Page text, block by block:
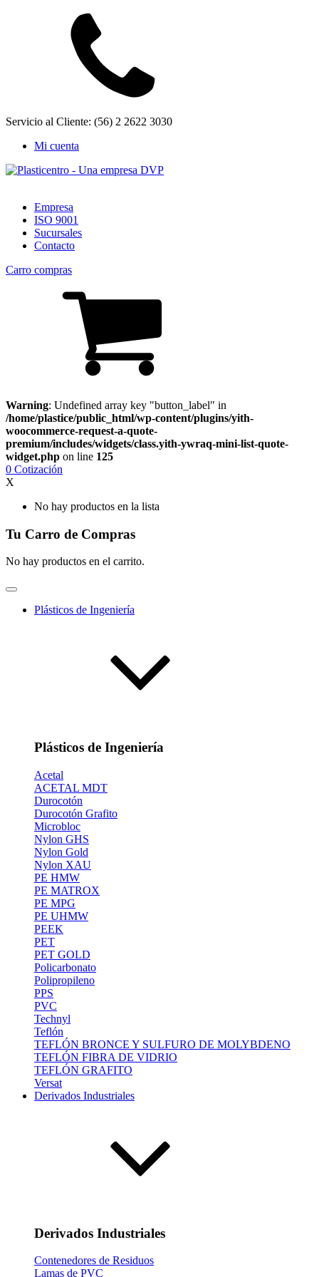
Servicio al Cliente: (56) 2 2622 3030
Mi cuenta
Empresa
ISO 9001
Sucursales
Contacto
Carro compras
Warning: Undefined array key "button_label" in
/home/plastice/public_html/wp-content/plugins/yith-
woocommerce-request-a-quote-
premium/includes/widgets/class.yith-ywraq-mini-list-quote-
widget.php on line 125
0 Cotización
X
No hay productos en la lista
Tu Carro de Compras
No hay productos en el carrito.
Plásticos de Ingeniería
Plásticos de Ingeniería
Acetal
ACETAL MDT
Durocotón
Durocotón Grafito
Microbloc
Nylon GHS
Nylon Gold
Nylon XAU
PE HMW
PE MATROX
PE MPG
PE UHMW
PEEK
PET
PET GOLD
Policarbonato
Polipropileno
PPS
PVC
Technyl
Teflón
TEFLÓN BRONCE Y SULFURO DE MOLYBDENO
TEFLÓN FIBRA DE VIDRIO
TEFLÓN GRAFITO
Versat
Derivados Industriales
Derivados Industriales
Contenedores de Residuos
Lamas de PVC